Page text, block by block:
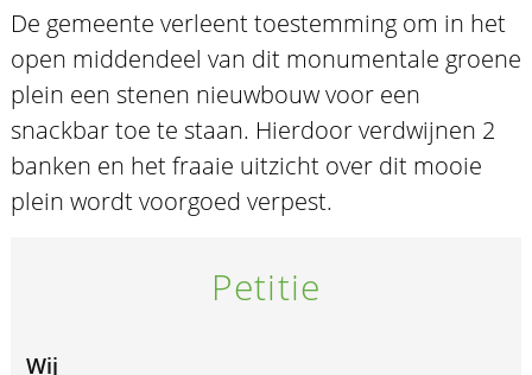
De gemeente verleent toestemming om in het
open middendeel van dit monumentale groene
plein een stenen nieuwbouw voor een
snackbar toe te staan. Hierdoor verdwijnen 2
banken en het fraaie uitzicht over dit mooie
plein wordt voorgoed verpest.
Petitie
Wij